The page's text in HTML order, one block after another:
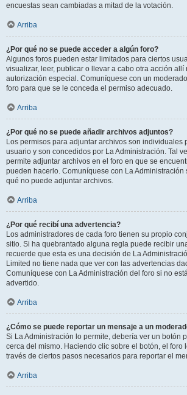
encuestas sean cambiadas a mitad de la votación.
Arriba
¿Por qué no se puede acceder a algún foro?
Algunos foros pueden estar limitados para ciertos
visualizar, leer, publicar o llevar a cabo otra acción allí
autorización especial. Comuníquese con un
foro para que se le conceda el permiso adecuado.
Arriba
¿Por qué no se puede añadir archivos adjuntos?
Los permisos para adjuntar archivos son individuales
usuario y son concedidos por La Administración. Tal
permite adjuntar archivos en el foro en que se
pueden hacerlo. Comuníquese con La Administración
qué no puede adjuntar archivos.
Arriba
¿Por qué recibí una advertencia?
Los administradores de cada foro tienen su propio
sitio. Si ha quebrantado alguna regla puede recibir
recuerde que esta es una decisión de La
Limited no tiene nada que ver con las advertencias
Comuníquese con La Administración del foro si no
advertido.
Arriba
¿Cómo se puede reportar un mensaje a un
Si La Administración lo permite, debería ver un botón
cerca del mismo. Haciendo clic sobre el botón, el foro
través de ciertos pasos necesarios para reportar el
Arriba